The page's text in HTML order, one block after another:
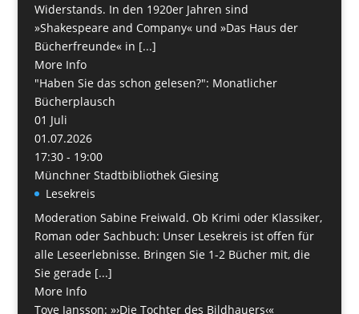
Widerstands. In den 1920er Jahren sind
»Shakespeare and Company« und »Das Haus der
Bücherfreunde« in [...]
More Info
"Haben Sie das schon gelesen?": Monatlicher
Bücherplausch
01 Juli
01.07.2026
17:30 - 19:00
Münchner Stadtbibliothek Giesing
Lesekreis
Moderation Sabine Freiwald. Ob Krimi oder Klassiker,
Roman oder Sachbuch: Unser Lesekreis ist offen für
alle Leseerlebnisse. Bringen Sie 1-2 Bücher mit, die
Sie gerade [...]
More Info
Tove Jansson: »›Die Tochter des Bildhauers‹«